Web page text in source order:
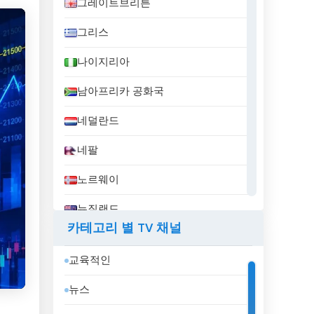
그레이트브리튼
그리스
나이지리아
남아프리카 공화국
네덜란드
네팔
노르웨이
뉴질랜드
대한민국
카테고리 별 TV 채널
교육적인
뉴스